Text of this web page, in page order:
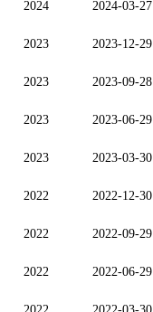
2024 2024-03-27
2023 2023-12-29
2023 2023-09-28
2023 2023-06-29
2023 2023-03-30
2022 2022-12-30
2022 2022-09-29
2022 2022-06-29